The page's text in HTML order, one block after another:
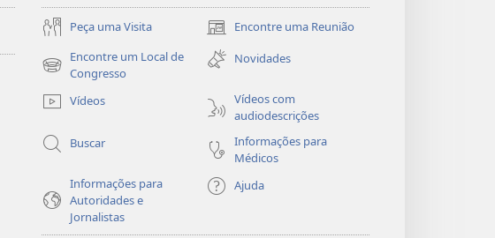
Peça uma Visita Encontre uma Reunião
(abre
nova
janela)
Encontre um Local de
Congresso
(abre
janela)
Novidades
Vídeos
Vídeos com
audiodescrições
Buscar
Informações para
Médicos
Informações para
Autoridades e
Jornalistas
Ajuda